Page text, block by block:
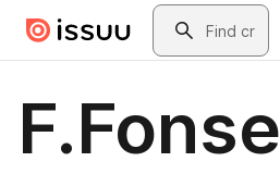
Skip to main contentSearch